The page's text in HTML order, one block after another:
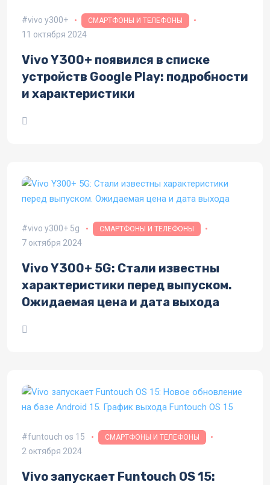
vivo y300+ СМАРТФОНЫ И ТЕЛЕФОНЫ
11 октября 2024
Vivo Y300+ появился в списке
устройств Google Play: подробности
и характеристики
vivo y300+ 5g СМАРТФОНЫ И ТЕЛЕФОНЫ
7 октября 2024
Vivo Y300+ 5G: Стали известны
характеристики перед выпуском.
Ожидаемая цена и дата выхода
funtouch os 15 СМАРТФОНЫ И ТЕЛЕФОНЫ
2 октября 2024
Vivo запускает Funtouch OS 15: